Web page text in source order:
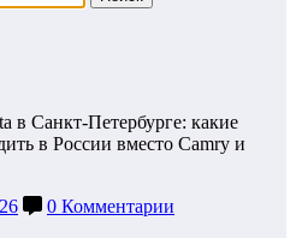
в Санкт-Петербурге: какие
в России вместо Camry и
0 Комментарии